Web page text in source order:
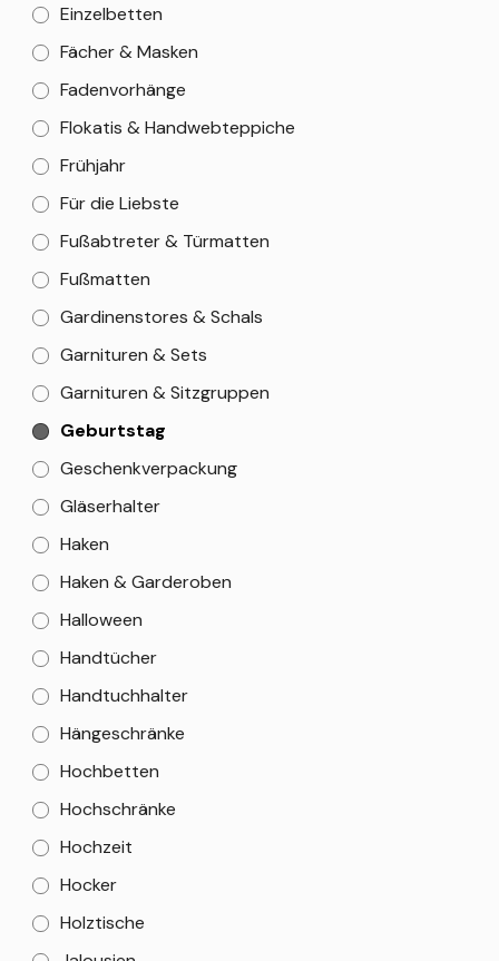
Einzelbetten
Fächer & Masken
Fadenvorhänge
Flokatis & Handwebteppiche
Frühjahr
Für die Liebste
Fußabtreter & Türmatten
Fußmatten
Gardinenstores & Schals
Garnituren & Sets
Garnituren & Sitzgruppen
Geburtstag
Geschenkverpackung
Gläserhalter
Haken
Haken & Garderoben
Halloween
Handtücher
Handtuchhalter
Hängeschränke
Hochbetten
Hochschränke
Hochzeit
Hocker
Holztische